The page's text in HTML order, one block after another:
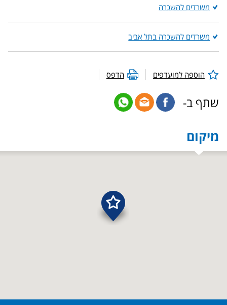
משרדים להשכרה
משרדים להשכרה בתל אביב
הוספה למועדפים הדפס
שתף ב-
מיקום